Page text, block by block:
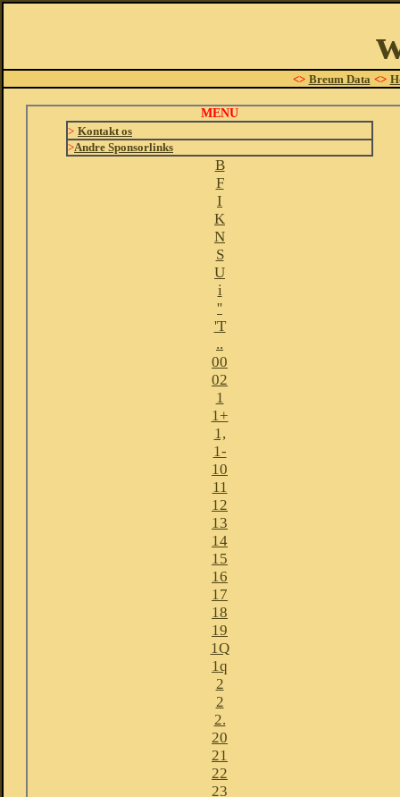
<> Breum Data <>
MENU
> Kontakt os
>Andre Sponsorlinks
B
F
I
K
N
S
U
i
''
'T
..
00
02
1
1+
1,
1-
10
11
12
13
14
15
16
17
18
19
1Q
1q
2
2
2.
20
21
22
23